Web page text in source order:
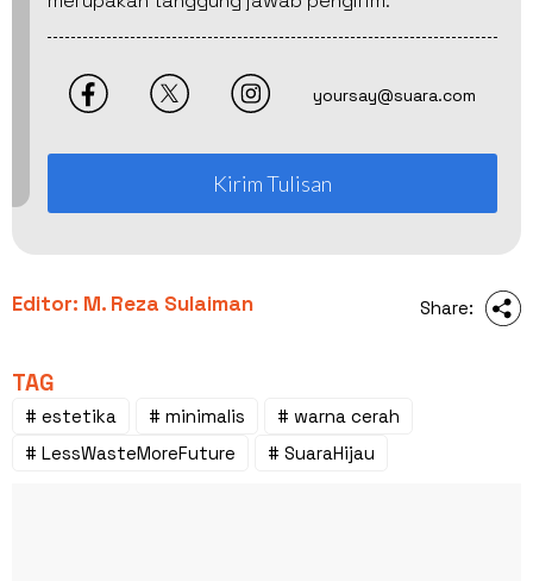
yoursay@suara.com
Kirim Tulisan
Editor: M. Reza Sulaiman Share:
TAG
# estetika # minimalis
# warna cerah
# LessWasteMoreFuture
# SuaraHijau